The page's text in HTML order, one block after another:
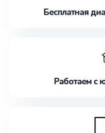
Бесплатная
Работаем с